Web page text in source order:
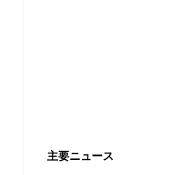
主要ニュース